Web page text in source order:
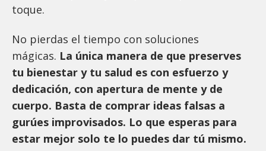
toque.
No pierdas el tiempo con soluciones
mágicas. La única manera de que preserves
tu bienestar y tu salud es con esfuerzo y
dedicación, con apertura de mente y de
cuerpo. Basta de comprar ideas falsas a
gurúes improvisados. Lo que esperas para
estar mejor solo te lo puedes dar tú mismo.